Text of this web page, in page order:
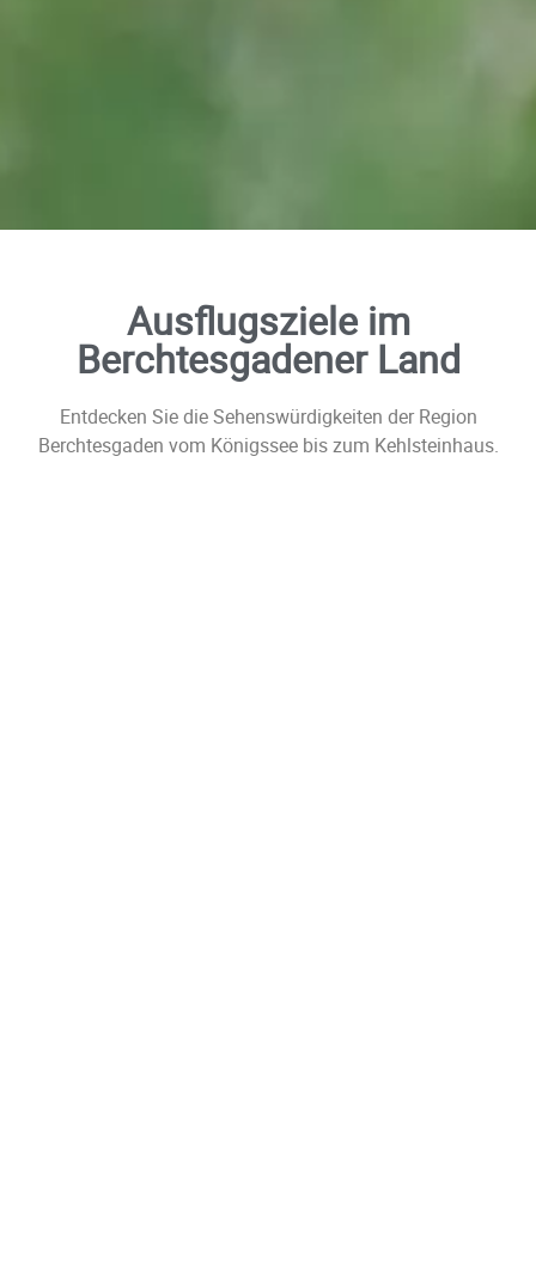
Ausflugsziele im
Berchtesgadener Land
Entdecken Sie die Sehenswürdigkeiten der Region
Berchtesgaden vom Königssee bis zum Kehlsteinhaus.